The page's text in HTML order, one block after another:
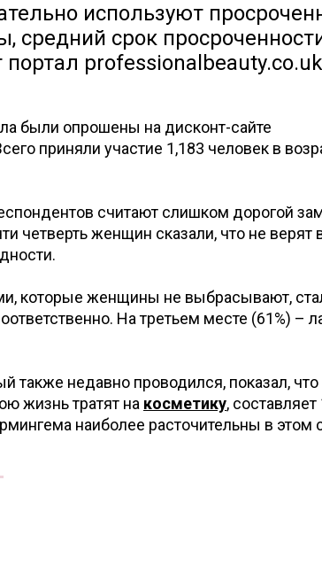
используют
средний срок
professionalbeauty.co.uk
были опрошены на дисконт-сайте
приняли участие 1,183 человек в
считают слишком дорогой
четверть женщин сказали, что не верят
которые женщины не выбрасывают,
На третьем месте (61%) –
также недавно проводился, показал,
жизнь тратят на косметику,
наиболее расточительны в этом